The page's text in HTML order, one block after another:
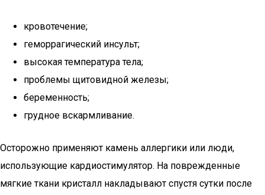
кровотечение;
геморрагический инсульт;
высокая температура тела;
проблемы щитовидной железы;
беременность;
грудное вскармливание.
Осторожно применяют камень аллергики или люди,
использующие кардиостимулятор. На поврежденные
мягкие ткани кристалл накладывают спустя сутки после